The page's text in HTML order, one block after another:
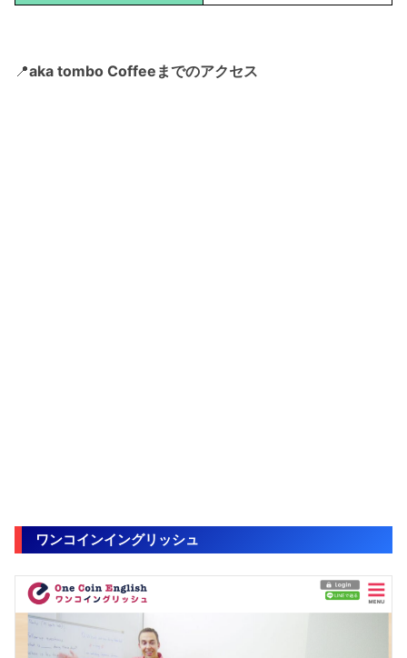
📍aka tombo Coffeeまでのアクセス
ワンコインイングリッシュ